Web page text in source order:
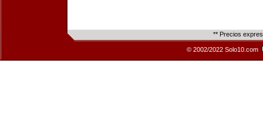
** Precios
© 2002/2022 Solo10.com